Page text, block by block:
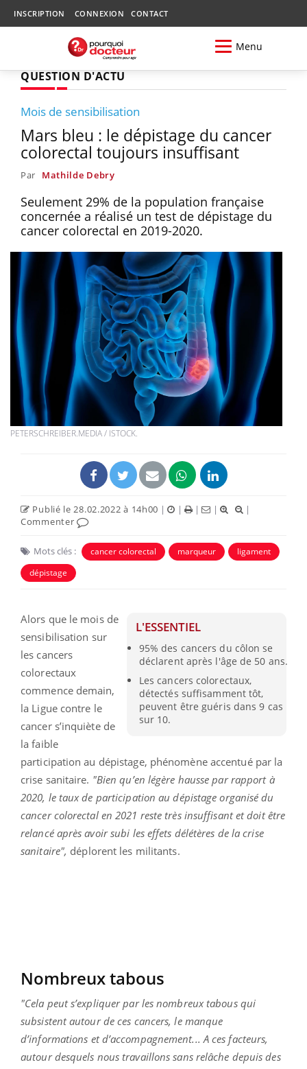
INSCRIPTION CONNEXION CONTACT
Menu
QUESTION D'ACTU
Mois de sensibilisation
Mars bleu : le dépistage du cancer
colorectal toujours insuffisant
Par Mathilde Debry
Seulement 29% de la population française
concernée a réalisé un test de dépistage du
cancer colorectal en 2019-2020.
PETERSCHREIBER.MEDIA / ISTOCK.
Publié le 28.02.2022 à 14h00 | | | |
|
Commenter
Mots clés : cancer colorectal marqueur
ligament
dépistage
L'ESSENTIEL
95% des cancers du côlon se
déclarent après l'âge de 50 ans.
Les cancers colorectaux,
détectés suffisamment tôt,
peuvent être guéris dans 9 cas
sur 10.
Alors que le mois de
sensibilisation sur
les cancers
colorectaux
commence demain,
la Ligue contre le
cancer s’inquiète de
la faible
participation au dépistage, phénomène accentué par la
crise sanitaire. "Bien qu’en légère hausse par rapport à
2020, le taux de participation au dépistage organisé du
cancer colorectal en 2021 reste très insuffisant et doit être
relancé après avoir subi les effets délétères de la crise
sanitaire", déplorent les militants.
Nombreux tabous
"Cela peut s’expliquer par les nombreux tabous qui
subsistent autour de ces cancers, le manque
d’informations et d’accompagnement... A ces facteurs,
autour desquels nous travaillons sans relâche depuis des